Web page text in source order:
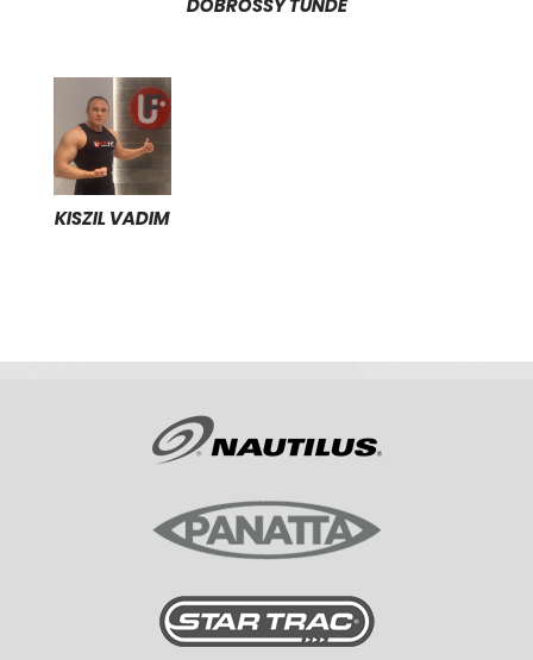
DOBROSSY TÜNDE
KISZIL VADIM